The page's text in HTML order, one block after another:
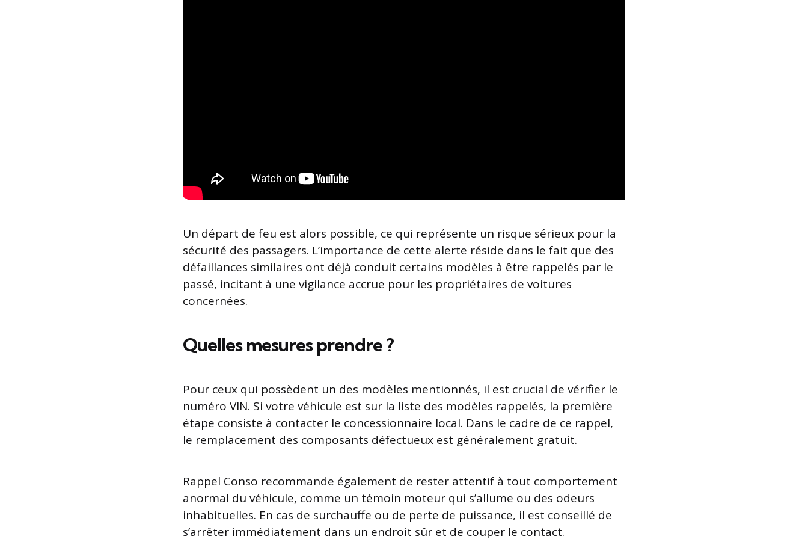
Un départ de feu est alors possible, ce qui représente un risque sérieux pour la
sécurité des passagers. L’importance de cette alerte réside dans le fait que des
défaillances similaires ont déjà conduit certains modèles à être rappelés par le
passé, incitant à une vigilance accrue pour les propriétaires de voitures
concernées.
Quelles mesures prendre ?
Pour ceux qui possèdent un des modèles mentionnés, il est crucial de vérifier le
numéro VIN. Si votre véhicule est sur la liste des modèles rappelés, la première
étape consiste à contacter le concessionnaire local. Dans le cadre de ce rappel,
le remplacement des composants défectueux est généralement gratuit.
Rappel Conso recommande également de rester attentif à tout comportement
anormal du véhicule, comme un témoin moteur qui s’allume ou des odeurs
inhabituelles. En cas de surchauffe ou de perte de puissance, il est conseillé de
s’arrêter immédiatement dans un endroit sûr et de couper le contact.